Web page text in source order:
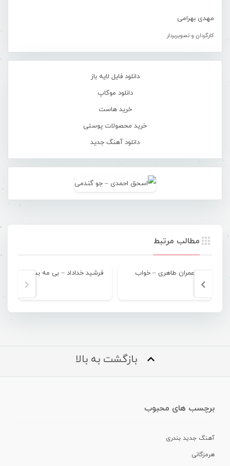
مهدی بهرامی
کارگردان و تصویربردار
دانلود فایل لایه باز
دانلود موکاپ
خرید هاست
خرید محصولات پوستی
دانلود آهنگ جدید
مطالب مرتبط
عمران طاهری – خواب فرشید خداداد – بی مه بسن
بازگشت به بالا
برچسب های محبوب
آهنگ جدید بندری
هرمزگانی